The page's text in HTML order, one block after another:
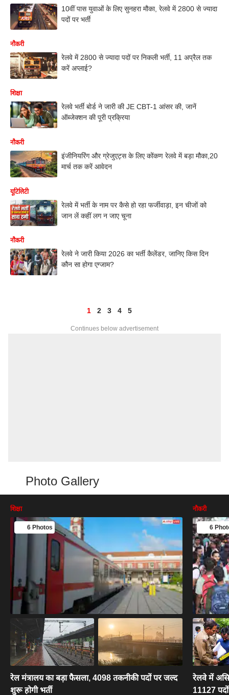
10वीं पास युवाओं के लिए सुनहरा मौका, रेलवे में 2800 से ज्यादा
पदों पर भर्ती
नौकरी
रेलवे में 2800 से ज्यादा पदों पर निकली भर्ती, 11 अप्रैल तक
करें अप्लाई?
शिक्षा
रेलवे भर्ती बोर्ड ने जारी की JE CBT-1 आंसर की, जानें
ऑब्जेक्शन की पूरी प्रक्रिया
नौकरी
इंजीनियरिंग और ग्रेजुएट्स के लिए कोंकण रेलवे में बड़ा मौका,20
मार्च तक करें आवेदन
यूटिलिटी
रेलवे में भर्ती के नाम पर कैसे हो रहा फर्जीवाड़ा, इन चीजों को
जान लें कहीं लग न जाए चूना
नौकरी
रेलवे ने जारी किया 2026 का भर्ती कैलेंडर, जानिए किस दिन
कौन सा होगा एग्जाम?
1 2 3 4 5
Continues below advertisement
Photo Gallery
शिक्षा
6 Photos
रेल मंत्रालय का बड़ा फैसला, 4098 तकनीकी पदों पर जल्द
शुरू होगी भर्ती
नौकरी
6
रेलवे में
11127